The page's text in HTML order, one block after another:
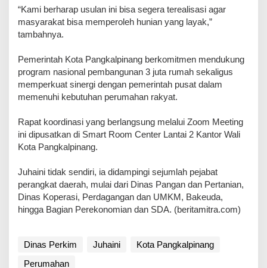
“Kami berharap usulan ini bisa segera terealisasi agar
masyarakat bisa memperoleh hunian yang layak,”
tambahnya.
Pemerintah Kota Pangkalpinang berkomitmen mendukung
program nasional pembangunan 3 juta rumah sekaligus
memperkuat sinergi dengan pemerintah pusat dalam
memenuhi kebutuhan perumahan rakyat.
Rapat koordinasi yang berlangsung melalui Zoom Meeting
ini dipusatkan di Smart Room Center Lantai 2 Kantor Wali
Kota Pangkalpinang.
Juhaini tidak sendiri, ia didampingi sejumlah pejabat
perangkat daerah, mulai dari Dinas Pangan dan Pertanian,
Dinas Koperasi, Perdagangan dan UMKM, Bakeuda,
hingga Bagian Perekonomian dan SDA. (beritamitra.com)
Dinas Perkim Juhaini
Kota Pangkalpinang
Perumahan